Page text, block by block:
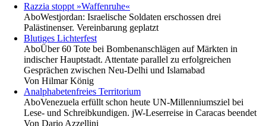
Razzia stoppt »Waffenruhe«
AboWestjordan: Israelische Soldaten erschossen drei
Palästinenser. Vereinbarung geplatzt
Blutiges Lichterfest
AboÜber 60 Tote bei Bombenanschlägen auf Märkten in
indischer Hauptstadt. Attentate parallel zu erfolgreichen
Gesprächen zwischen Neu-Delhi und Islamabad
Von Hilmar König
Analphabetenfreies Territorium
AboVenezuela erfüllt schon heute UN-Millenniumsziel bei
Lese- und Schreibkundigen. jW-Leserreise in Caracas beendet
Von Dario Azzellini